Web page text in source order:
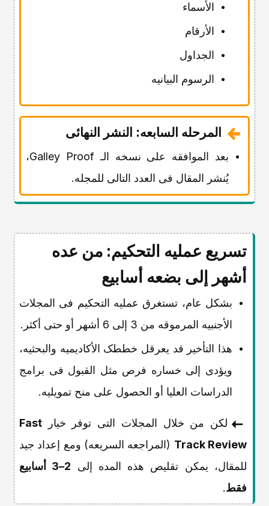
الأسماء
الأرقام
الجداول
الرسوم البیانیه
المرحله السابعه: النشر النهائی
بعد الموافقه على نسخه الـ Galley Proof،
یُنشر المقال فی العدد التالی للمجله.
تسریع عملیه التحکیم: من عده
أشهر إلى بضعه أسابیع
بشکل عام، تستغرق عملیه التحکیم فی المجلات
الأجنبیه المرموقه من 3 إلى 6 أشهر أو حتى أکثر.
هذا التأخیر قد یعرقل خططک الأکادیمیه والبحثیه،
ویؤدی إلى خساره فرص مثل القبول فی برامج
الدراسات العلیا أو الحصول على منح تمویلیه.
لکن من خلال المجلات التی توفر خیار Fast
Track Review (المراجعه السریعه) ومع إعداد جید
للمقال، یمکن تقلیص هذه المده إلى
2–3 أسابیع
فقط.